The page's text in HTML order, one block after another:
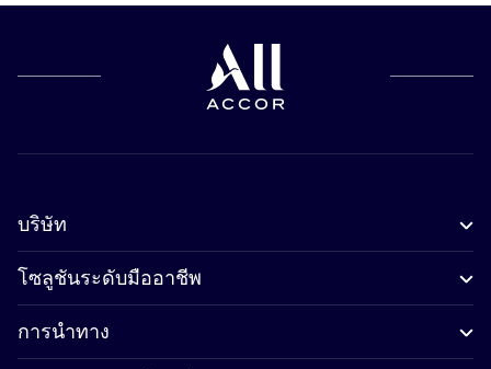
บริษัท
โซลูชันระดับมืออาชีพ
การนำทาง